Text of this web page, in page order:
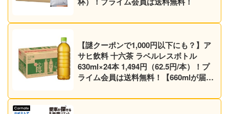
【謎クーポンで1,000円以下にも？】ア
サヒ飲料 十六茶 ラベルレスボトル
630ml×24本 1,494円（62.5円/本）！プ
ライム会員は送料無料！【660mlが届く